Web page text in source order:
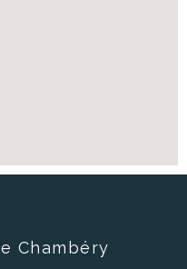
Chambéry